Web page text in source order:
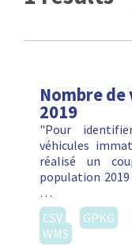
Nombre
2019
"Pour
véhicules
réalisé un
population 2019
…
CSV
GPKG
WMS